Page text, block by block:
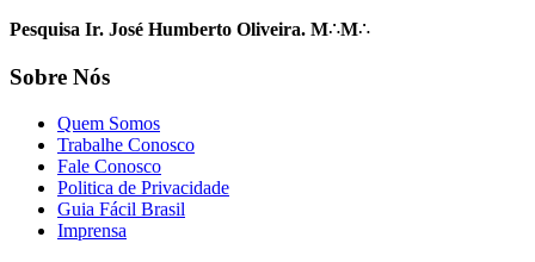
Pesquisa Ir. José Humberto Oliveira. M∴M∴
Sobre Nós
Quem Somos
Trabalhe Conosco
Fale Conosco
Politica de Privacidade
Guia Fácil Brasil
Imprensa